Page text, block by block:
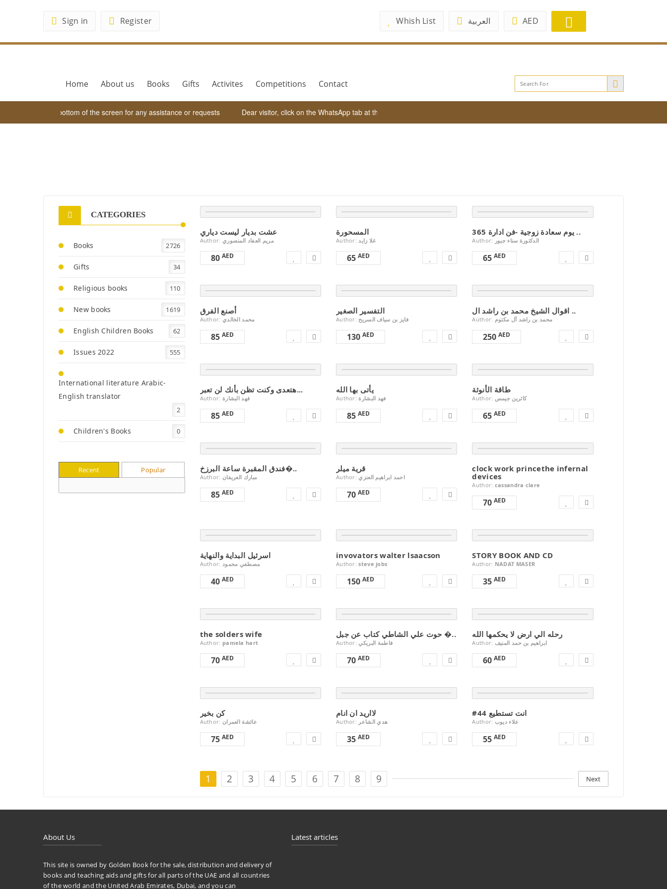
AED العربية Whish List
Sign in Register
Home About us Books Gifts Activites Competitions Contact
tab at the bottom of the screen for any assistance or requests Dear visitor, click on the WhatsApp tab at the bottom of the screen for any assistance or requests
عشت بديار ليست دياري
Author: مريم العفاد المنصوري
80 AED
المسحورة
Author:غلا زايد
65 AED
365 يوم سعادة زوجية -فن ادارة ..
Author: الدكتورة سناء جبور
65AED
Author: محمد الخالدي
85 AED
التفسير الصغير
Author: فايز بن سياف السريح
130 AED
اقوال الشيخ محمد بن راشد ال ..
Author: محمد بن راشد آل مكتوم
250AED
هتعدى وكنت تظن بأنك لن تعبر...
Author: فهد البشارة
85 AED
يأتى بها الله
Author: فهد البشارة
85 AED
طاقة الأنوثة
Author: كاثرين جيمس
65AED
‎فندق المقبرة ساعة البرزخ�..
Author:
85 AED
قرية ميلر
Author:احمد ابراهيم العنزي
70 AED
clock work princethe infernal
devices
Author: cassandra clare
70AED
اسرئيل البداية والنهاية
Author: مصطفي محمود
40 AED
invovators walter lsaacson
Author:steve jobs
150 AED
STORY BOOK AND CD
Author: NADAT MASER
35AED
the solders wife
Author: pamela hart
70 AED
حوت علي الشاطي كتاب عن جبل �..
Author: فاطمة البريكي
70 AED
رحله الي ارض لا يحكمها الله
Author: ابراهيم بن حمد المنيف
60AED
كن بخير
Author: عائشة العمران
75 AED
لااريد ان انام
Author: هدي الشاعر
35 AED
#44 انت تستطيع
Author: علاء ديوب
55AED
1 2 3 4 5 6 7 8 9 Next
CATEGORIES
Books 2726
Gifts 34
Religious books 110
New books 1619
English Children Books 62
Issues 2022 555
International literature Arabic-
English translator
2
Children's Books 0
Recent Popular
Latest articles
About Us
This site is owned by Golden Book for the sale, distribution and delivery of
books and teaching aids and gifts for all parts of the UAE and all countries
of the world and the United Arab Emirates, Dubai, and you can